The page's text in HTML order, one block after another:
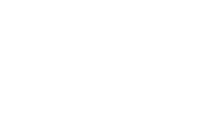
Laajassa merkityksessä
välittämiä
luottoyhtiöiden sijaan
on liiketoiminnasta,